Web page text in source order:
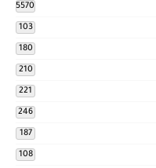
5570
103
180
210
221
246
187
108